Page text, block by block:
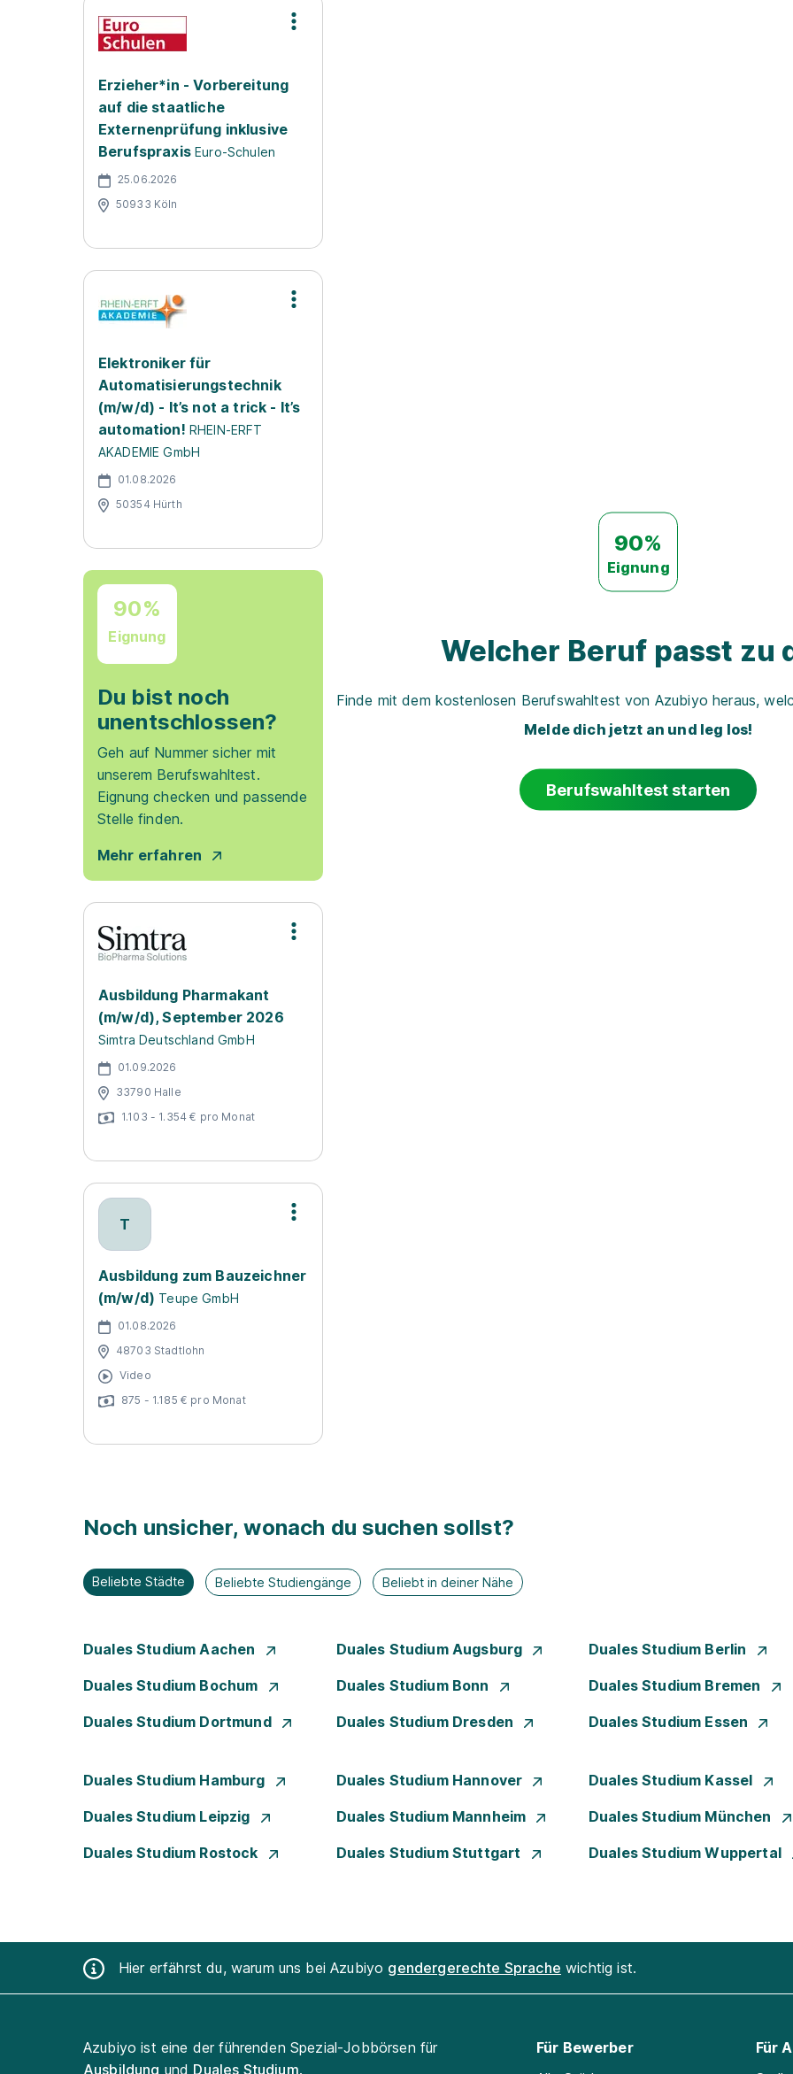
Erzieher*in - Vorbereitung
auf die staatliche
Externenprüfung inklusive
Berufspraxis Euro-Schulen
25.06.2026
50933 Köln
Elektroniker für
Automatisierungstechnik
(m/w/d) - It’s not a trick - It’s
automation! RHEIN-ERFT
AKADEMIE GmbH
01.08.2026
50354 Hürth
90%
Eignung
Du bist noch
unentschlossen?
Geh auf Nummer sicher mit
unserem Berufswahltest.
Eignung checken und passende
Stelle finden.
Mehr erfahren
Ausbildung Pharmakant
(m/w/d), September 2026
Simtra Deutschland GmbH
01.09.2026
33790 Halle
1.103 - 1.354 € pro Monat
T
Ausbildung zum Bauzeichner
(m/w/d) Teupe GmbH
01.08.2026
48703 Stadtlohn
Video
875 - 1.185 € pro Monat
90%
Eignung
Welcher Beruf passt zu
Finde mit dem kostenlosen Berufswahltest von Azubiyo heraus,
Melde dich jetzt an und leg los!
Berufswahltest starten
Noch unsicher, wonach du suchen sollst?
Beliebte Städte Beliebte Studiengänge Beliebt in deiner Nähe
Duales Studium Aachen Duales Studium Augsburg Duales Studium Berlin
Duales Studium Bochum Duales Studium Bonn Duales Studium Bremen
Duales Studium Dortmund Duales Studium Dresden Duales Studium Essen
Duales Studium Hamburg Duales Studium Hannover Duales Studium Kassel
Duales Studium Leipzig Duales Studium Mannheim Duales Studium München
Duales Studium Rostock Duales Studium Stuttgart Duales Studium Wuppertal
Hier erfährst du, warum uns bei Azubiyo gendergerechte Sprache wichtig ist.
Azubiyo ist eine der führenden Spezial-Jobbörsen für
Ausbildung und Duales Studium.
Für Bewerber
Für